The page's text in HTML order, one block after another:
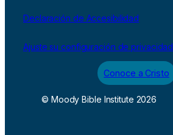
Declaración de Accesibilidad
Ajuste su configuración de privacidad
Conoce a Cristo
© Moody Bible Institute 2026